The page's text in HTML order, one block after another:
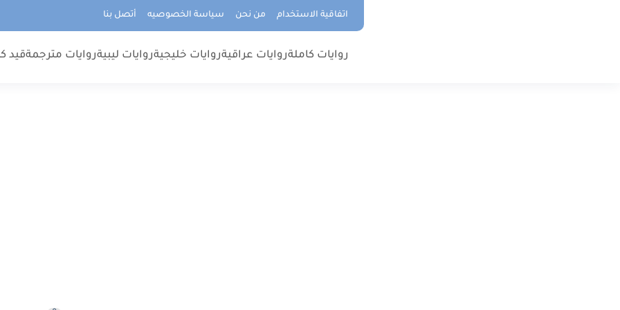
اتفاقية الاستخدام من نحن سياسة الخصوصيه أتصل بنا
روايات كاملةروايات عراقيةروايات خليجيةروايات ليبيةروايات مترجمةقيد